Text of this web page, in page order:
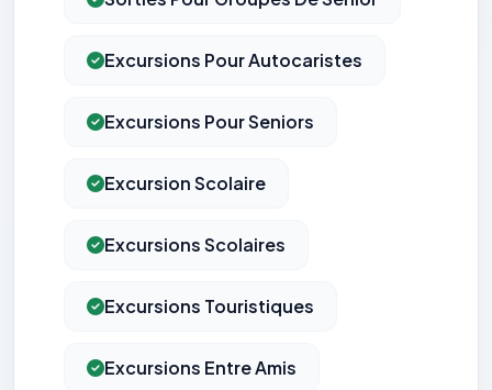
Excursions Pour Autocaristes
Excursions Pour Seniors
Excursion Scolaire
Excursions Scolaires
Excursions Touristiques
Excursions Entre Amis